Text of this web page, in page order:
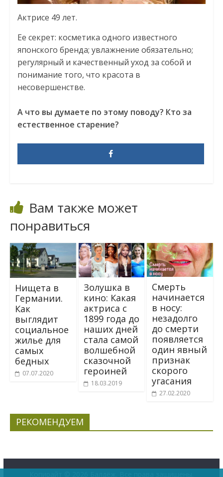
Актрисе 49 лет.
Ее секрет: косметика одного известного
японского бренда; увлажнение обязательно;
регулярный и качественный уход за собой и
понимание того, что красота в
несовершенстве.
А что вы думаете по этому поводу? Кто за
естественное старение?
Вам также может
понравиться
Нищета в
Германии.
Как
выглядит
социальное
жилье для
самых
бедных
07.07.2020
Золушка в
кино: Какая
актриса с
1899 года до
наших дней
стала самой
волшебной
сказочной
героиней
18.03.2019
Смepть
начинается
в носy:
незадолго
до смepти
появляется
один явный
признак
скорого
угасания
27.02.2020
РЕКОМЕНДУЕМ